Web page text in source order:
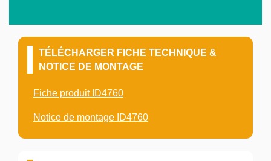
TÉLÉCHARGER FICHE TECHNIQUE &
NOTICE DE MONTAGE
Fiche produit ID4760
Notice de montage ID4760